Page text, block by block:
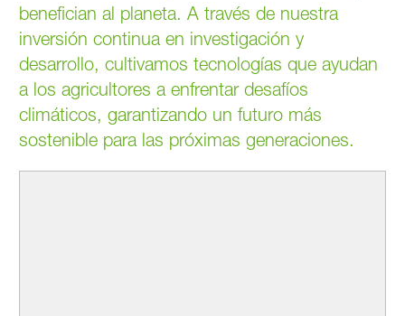
benefician al planeta. A través de nuestra
inversión continua en investigación y
desarrollo, cultivamos tecnologías que ayudan
a los agricultores a enfrentar desafíos
climáticos, garantizando un futuro más
sostenible para las próximas generaciones.